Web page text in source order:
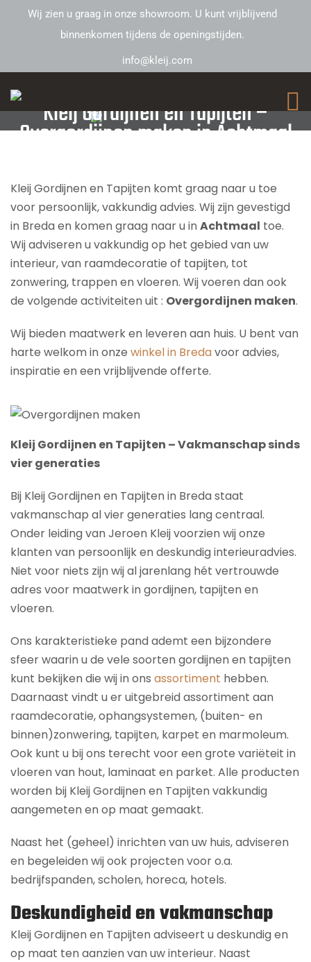
Wij zien u graag in onze showroom. U kunt vrijblijvend
binnenkomen tijdens de openingstijden.
info@kleij.com
Kleij Gordijnen en Tapijten –
Overgordijnen maken in Achtmaal
Kleij Gordijnen en Tapijten komt graag naar u toe
voor persoonlijk, vakkundig advies. Wij zijn gevestigd
in Breda en komen graag naar u in Achtmaal toe.
Wij adviseren u vakkundig op het gebied van uw
interieur, van raamdecoratie of tapijten, tot
zonwering, trappen en vloeren. Wij voeren dan ook
de volgende activiteiten uit : Overgordijnen maken.
Wij bieden maatwerk en leveren aan huis. U bent van
harte welkom in onze winkel in Bredavoor advies,
inspiratie en een vrijblijvende offerte.
Kleij Gordijnen en Tapijten – Vakmanschap sinds
vier generaties
Bij Kleij Gordijnen en Tapijten in Breda staat
vakmanschap al vier generaties lang centraal.
Onder leiding van Jeroen Kleij voorzien wij onze
klanten van persoonlijk en deskundig interieuradvies.
Niet voor niets zijn wij al jarenlang hét vertrouwde
adres voor maatwerk in gordijnen, tapijten en
vloeren.
Ons karakteristieke pand ademt een bijzondere
sfeer waarin u de vele soorten gordijnen en tapijten
kunt bekijken die wij in ons assortiment hebben.
Daarnaast vindt u er uitgebreid assortiment aan
raamdecoratie, ophangsystemen, (buiten- en
binnen)zonwering, tapijten, karpet en marmoleum.
Ook kunt u bij ons terecht voor een grote variëteit in
vloeren van hout, laminaat en parket. Alle producten
worden bij Kleij Gordijnen en Tapijten vakkundig
aangemeten en op maat gemaakt.
Naast het (geheel) inrichten van uw huis, adviseren
en begeleiden wij ook projecten voor o.a.
bedrijfspanden, scholen, horeca, hotels.
Deskundigheid en vakmanschap
Kleij Gordijnen en Tapijten adviseert u deskundig en
op maat ten aanzien van uw interieur. Naast